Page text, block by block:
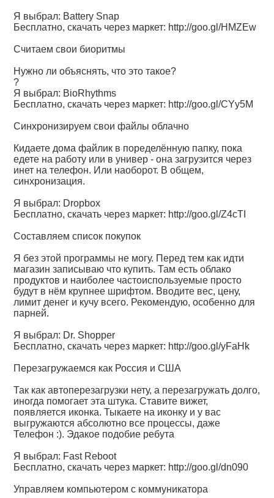
Я выбрал: Battery Snap
Бесплатно, скачать через маркет: http://goo.gl/HMZEw
Считаем свои биоритмы
Нужно ли объяснять, что это такое?
?
Я выбрал: BioRhythms
Бесплатно, скачать через маркет: http://goo.gl/CYy5M
Синхронизируем свои файлы облачно
Кидаете дома файлик в поределённую папку, пока
едете на работу или в универ - она загрузится через
инет на телефон. Или наоборот. В общем,
синхронизация.
Я выбрал: Dropbox
Бесплатно, скачать через маркет: http://goo.gl/Z4cTI
Составляем список покупок
Я без этой программы не могу. Перед тем как идти
магазин записываю что купить. Там есть облако
продуктов и наиболее частоиспользуемые просто
будут в нём крупнее шрифтом. Вводите вес, цену,
лимит денег и кучу всего. Рекомендую, особенно для
парней.
Я выбрал: Dr. Shopper
Бесплатно, скачать через маркет: http://goo.gl/yFaHk
Перезагружаемся как Россия и США
Так как автоперезагрузки нету, а перезагружать долго,
иногда помогает эта штука. Ставите вижет,
появляется иконка. Тыкаете на иконку и у вас
выгружаются абсолютно все процессы, даже
Телефон :). Эдакое подобие ребута
Я выбрал: Fast Reboot
Бесплатно, скачать через маркет: http://goo.gl/dn090
Управляем компьютером с коммуникатора